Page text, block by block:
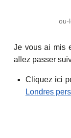
ou-
Je vous ai mis
allez passer
Cliquez ici
Londres